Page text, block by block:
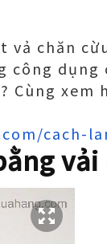
vả chăn
công
Cùng xem
cach-
vải